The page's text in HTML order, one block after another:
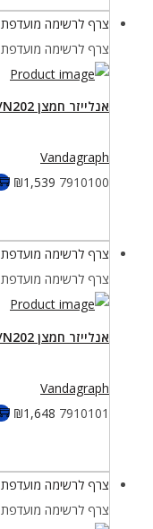
צרף לרשימה מועדפת
צרף לרשימה מועדפת
אנלייזר חמצן VN202
Vandagraph
7910100
₪1,539
צרף לרשימה מועדפת
צרף לרשימה מועדפת
אנלייזר חמצן VN202 כולל Quick-Ox
Vandagraph
7910101
₪1,648
צרף לרשימה מועדפת
צרף לרשימה מועדפת